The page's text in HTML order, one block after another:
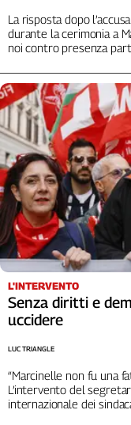
Lombardia
Marche
Puglia
Sardegna
Sicilia
Toscana
Trentino
Umbria
Valle
D'Aosta
Veneto
Archivio
Storico
1955-
2014
Cerca
La risposta dopo
durante la cerimonia a
noi contro presenza
L'INTERVENTO
Senza diritti e
uccidere
“Marcinelle non fu una
L’intervento del
internazionale dei
LUC TRIANGLE